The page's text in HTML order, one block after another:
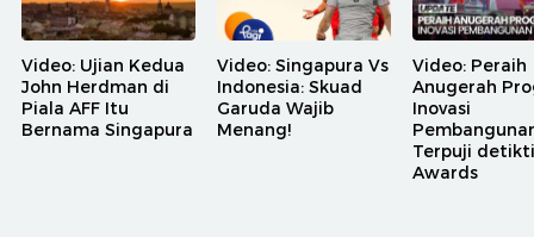
Video: Ujian Kedua
John Herdman di
Piala AFF Itu
Bernama Singapura
Video: Singapura Vs
Indonesia: Skuad
Garuda Wajib
Menang!
Video: Peraih
Anugerah
Inovasi
Terpuji
Awards